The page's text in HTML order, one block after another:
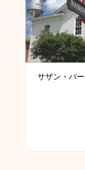
サザン・バ